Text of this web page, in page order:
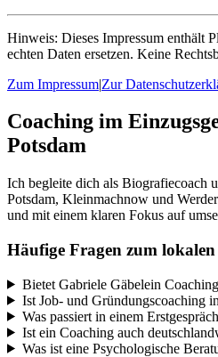
Hinweis: Dieses Impressum enthält
echten Daten ersetzen. Keine
Zum Impressum|Zur
Coaching im
Potsdam
Ich begleite dich als Biografiecoach
Potsdam, Kleinmachnow und
und mit einem klaren Fokus auf
Häufige Fragen zum
Bietet Gabriele Gäbelein
Ist Job- und Gründungscoaching
Was passiert in einem
Ist ein Coaching auch
Was ist eine Psychologische